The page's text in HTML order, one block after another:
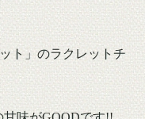
ト」のラクレットチ